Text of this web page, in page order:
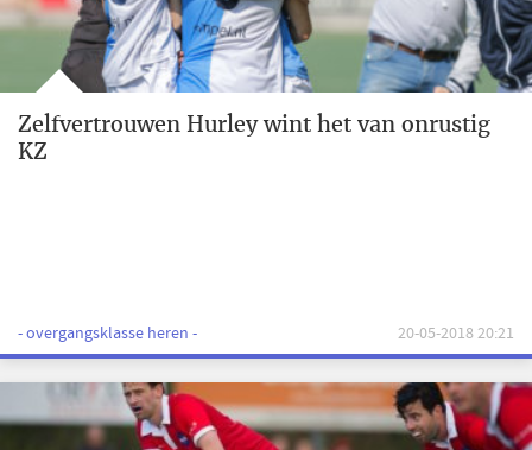
Zelfvertrouwen Hurley wint het van onrustig
KZ
- overgangsklasse heren - 20-05-2018 20:21